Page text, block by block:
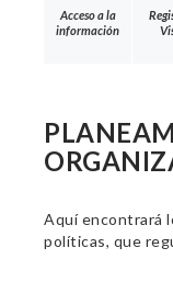
Acceso a la
información
Aquí encontrará
políticas, que